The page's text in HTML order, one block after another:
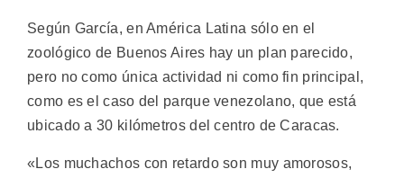
Según García, en América Latina sólo en el
zoológico de Buenos Aires hay un plan parecido,
pero no como única actividad ni como fin principal,
como es el caso del parque venezolano, que está
ubicado a 30 kilómetros del centro de Caracas.
«Los muchachos con retardo son muy amorosos,